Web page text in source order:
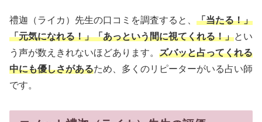
禮迦（ライカ）先生の口コミを調査すると、 「当たる！」
「元気になれる！」「あっという間に視てくれる！」とい
う声が数えきれないほどあります。 ズバッと占ってくれる
中にも優しさがあるため、多くのリピーターがいる占い師
です。